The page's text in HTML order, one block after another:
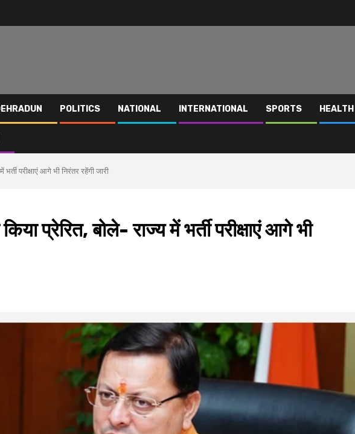
POLITICS NATIONAL INTERNATIONAL SPORTS HEALTH
परीक्षाएं आगे भी निरंतर रहेंगी जारी
प्रेरित, बोले- राज्य में भर्ती परीक्षाएं आगे भी